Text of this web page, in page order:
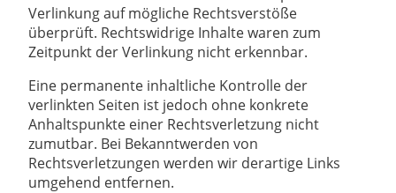
Verlinkung auf mögliche Rechtsverstöße
überprüft. Rechtswidrige Inhalte waren zum
Zeitpunkt der Verlinkung nicht erkennbar.
Eine permanente inhaltliche Kontrolle der
verlinkten Seiten ist jedoch ohne konkrete
Anhaltspunkte einer Rechtsverletzung nicht
zumutbar. Bei Bekanntwerden von
Rechtsverletzungen werden wir derartige Links
umgehend entfernen.